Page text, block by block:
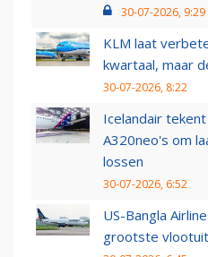
30-07-2026, 9:29
KLM laat
kwartaal, maar
30-07-2026, 8:22
Icelandair
A320neo's om
lossen
30-07-2026, 6:52
US-Bangla
grootste